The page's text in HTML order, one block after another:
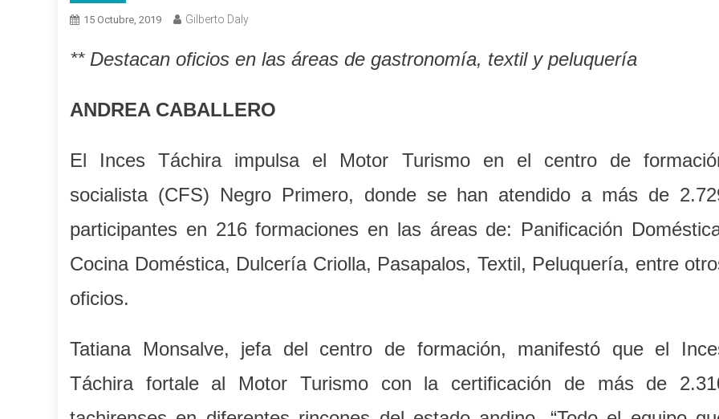
15 Octubre, 2019 Gilberto Daly
** Destacan oficios en las áreas de gastronomía, textil y peluquería
ANDREA CABALLERO
El Inces Táchira impulsa el Motor Turismo en el centro de
socialista (CFS) Negro Primero, donde se han atendido a más de
participantes en 216 formaciones en las áreas de: Panificación
Cocina Doméstica, Dulcería Criolla, Pasapalos, Textil, Peluquería, entre
oficios.
Tatiana Monsalve, jefa del centro de formación, manifestó que el
Táchira fortale al Motor Turismo con la certificación de más de